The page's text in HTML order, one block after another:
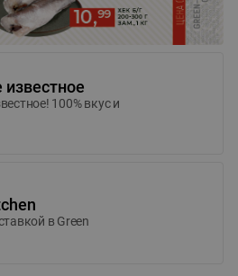
100% вкус и
в Green